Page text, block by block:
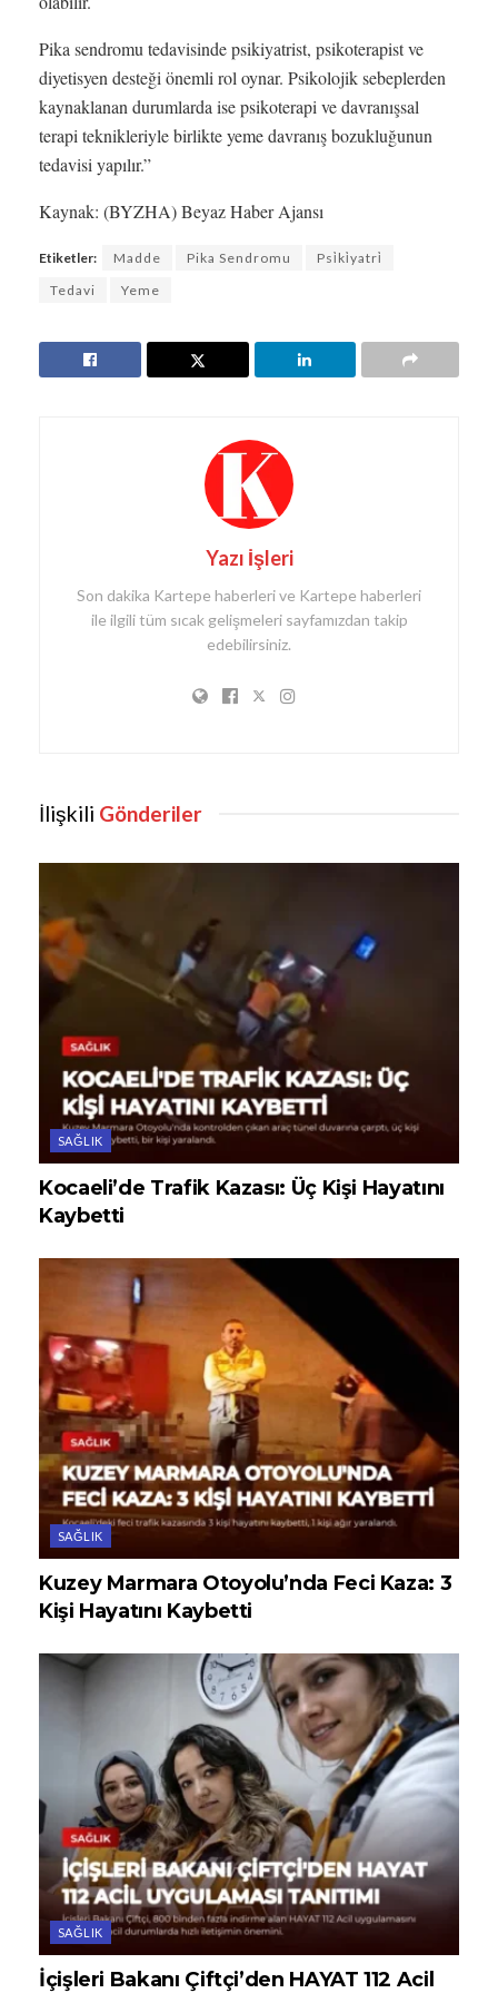
Pika sendromu tedavisinde psikiyatrist, psikoterapist ve
diyetisyen desteği önemli rol oynar. Psikolojik sebeplerden
kaynaklanan durumlarda ise psikoterapi ve davranışsal
terapi teknikleriyle birlikte yeme davranış bozukluğunun
tedavisi yapılır.”
Kaynak: (BYZHA) Beyaz Haber Ajansı
Etiketler: Madde Pika Sendromu
Psi̇ki̇yatri̇
Tedavi
Yeme
Yazı İşleri
Son dakika Kartepe haberleri ve Kartepe haberleri
ile ilgili tüm sıcak gelişmeleri sayfamızdan takip
edebilirsiniz.
İlişkili Gönderiler
SAĞLIK
Kocaeli’de Trafik Kazası: Üç Kişi Hayatını
Kaybetti
SAĞLIK
Kuzey Marmara Otoyolu’nda Feci Kaza: 3
Kişi Hayatını Kaybetti
SAĞLIK
İçişleri Bakanı Çiftçi’den HAYAT 112 Acil